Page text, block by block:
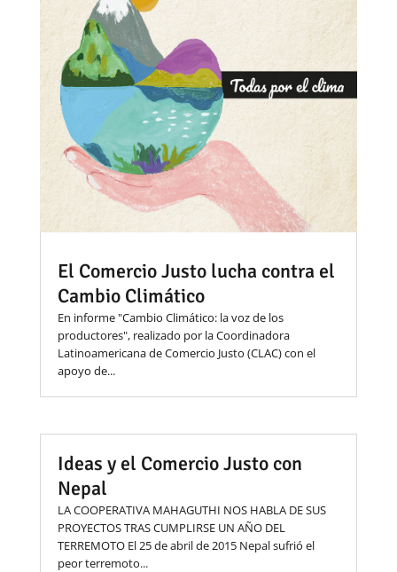
El Comercio Justo lucha contra el
Cambio Climático
En informe "Cambio Climático: la voz de los
productores", realizado por la Coordinadora
Latinoamericana de Comercio Justo (CLAC) con el
apoyo de...
Ideas y el Comercio Justo con
Nepal
LA COOPERATIVA MAHAGUTHI NOS HABLA DE SUS
PROYECTOS TRAS CUMPLIRSE UN AÑO DEL
TERREMOTO El 25 de abril de 2015 Nepal sufrió el
peor terremoto...